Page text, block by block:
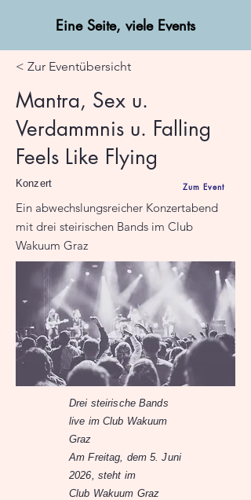
Eine Seite, viele Events
< Zur Eventübersicht
Mantra, Sex u.
Verdammnis u. Falling
Feels Like Flying
Konzert Zum Event
Ein abwechslungsreicher Konzertabend
mit drei steirischen Bands im Club
Wakuum Graz
Drei steirische Bands
live im Club Wakuum
Graz
Am Freitag, dem 5. Juni
2026, steht im
Club Wakuum Graz